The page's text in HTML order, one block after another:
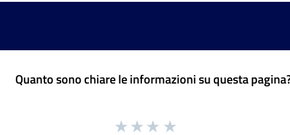
Quanto sono chiare le informazioni su questa